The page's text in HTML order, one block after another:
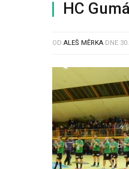
HC
OD ALEŠ MĚRKA DNE